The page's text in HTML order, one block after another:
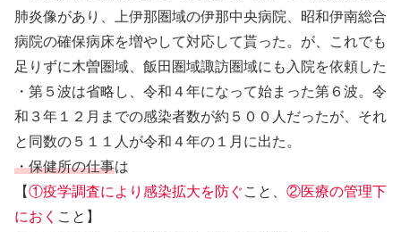
肺炎像があり、上伊那圏域の伊那中央病院、昭和伊南総合
病院の確保病床を増やして対応して貰った。が、これでも
足りずに木曽圏域、飯田圏域諏訪圏域にも入院を依頼した
・第５波は省略し、令和４年になって始まった第６波。令
和３年１２月までの感染者数が約５００人だったが、それ
と同数の５１１人が令和４年の１月に出た。
・保健所の仕事は
【①疫学調査により感染拡大を防ぐこと、 ②医療の管理下
におく こと】